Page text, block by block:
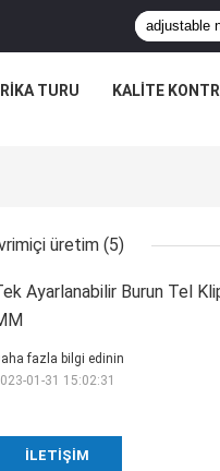
TURU KALITE
üretim (5)
Ayarlanabilir Burun Tel
İLETIŞIM
fazla bilgi edinin
01-31 15:02:31